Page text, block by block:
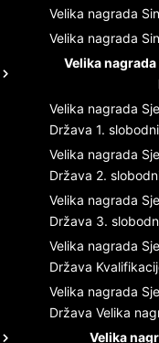
Velika nagrada
Velika nagrada
Velika
Velika nagrada
Država 1.
Velika nagrada
Država 2.
Velika nagrada
Država 3.
Velika nagrada
Država
Velika nagrada
Država Velika
Velika